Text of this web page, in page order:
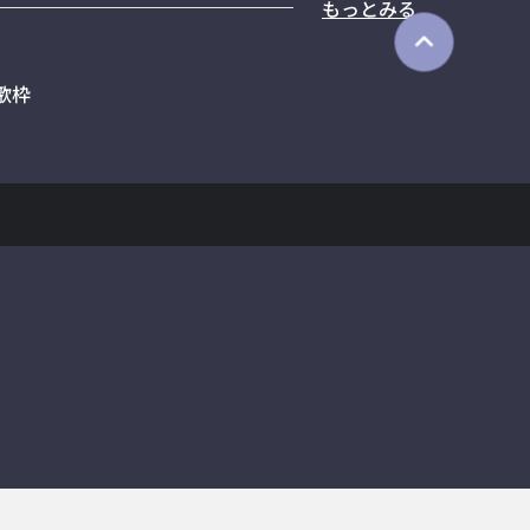
もっとみる
枠